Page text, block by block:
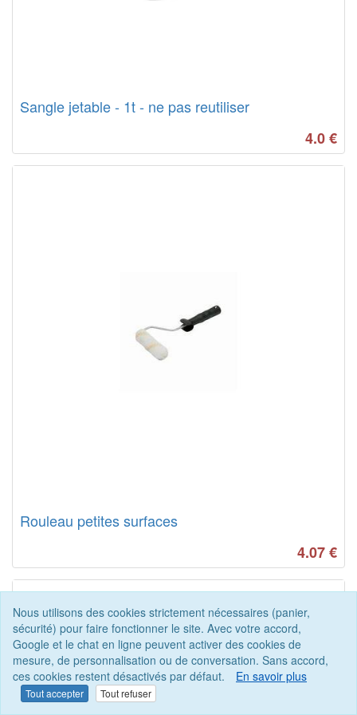
Nous utilisons des cookies strictement nécessaires (panier,
sécurité) pour faire fonctionner le site. Avec votre accord,
Google et le chat en ligne peuvent activer des cookies de
mesure, de personnalisation ou de conversation. Sans accord,
ces cookies restent désactivés par défaut.
En savoir plus
Tout accepter Tout refuser
Sangle jetable - 1t - ne pas reutiliser
4.0€
Rouleau petites surfaces
4.07€